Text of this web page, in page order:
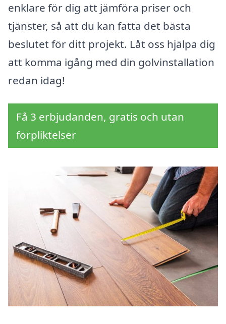
enklare för dig att jämföra priser och
tjänster, så att du kan fatta det bästa
beslutet för ditt projekt. Låt oss hjälpa dig
att komma igång med din golvinstallation
redan idag!
Få 3 erbjudanden, gratis och utan
förpliktelser